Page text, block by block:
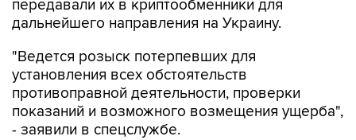
"Ведется розыск потерпевших для
противоправной деятельности, проверки
показаний и возможного возмещения ущерба",
- заявили в спецслужбе.
Следственными подразделениями МВД РФ